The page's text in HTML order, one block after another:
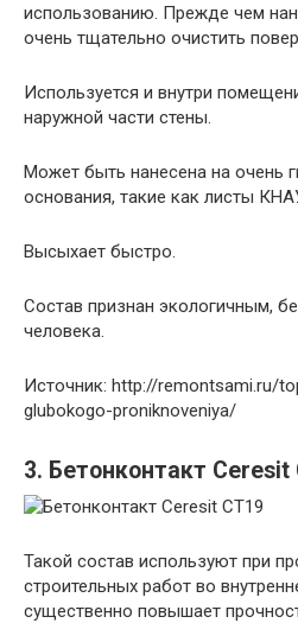
использованию. Прежде чем
очень тщательно очистить
Используется и внутри
наружной части стены.
Может быть нанесена на очень
основания, такие как листы
Высыхает быстро.
Состав признан экологичным,
человека.
Источник: http://remontsami.ru/
glubokogo-proniknoveniya/
3. Бетонконтакт Ceresit
Такой состав используют при
строительных работ во
существенно повышает